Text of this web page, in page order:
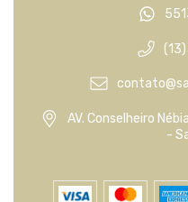
AV. Conselheiro
-